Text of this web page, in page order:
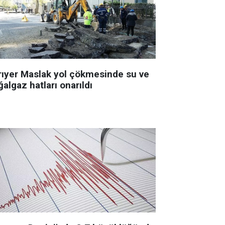
Maslak yol çökmesinde su ve
hatları onarıldı